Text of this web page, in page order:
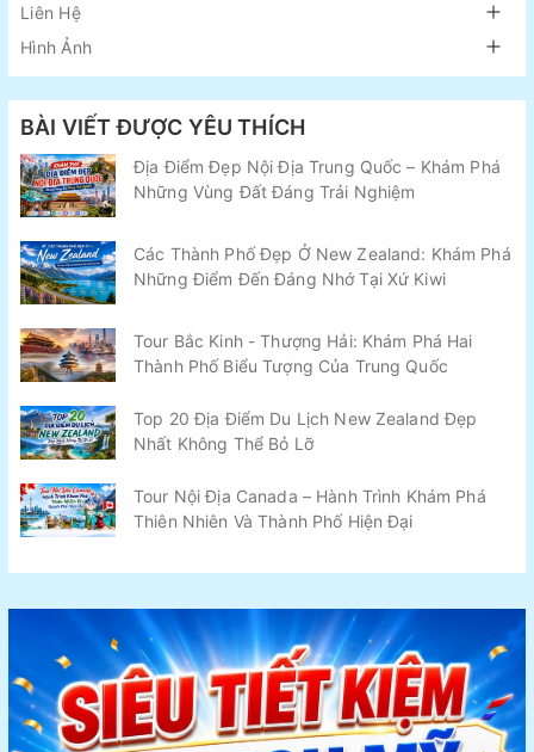
Liên Hệ
Hình Ảnh
BÀI VIẾT ĐƯỢC YÊU THÍCH
Địa Điểm Đẹp Nội Địa Trung Quốc – Khám Phá
Những Vùng Đất Đáng Trải Nghiệm
Các Thành Phố Đẹp Ở New Zealand: Khám Phá
Những Điểm Đến Đáng Nhớ Tại Xứ Kiwi
Tour Bắc Kinh - Thượng Hải: Khám Phá Hai
Thành Phố Biểu Tượng Của Trung Quốc
Top 20 Địa Điểm Du Lịch New Zealand Đẹp
Nhất Không Thể Bỏ Lỡ
Tour Nội Địa Canada – Hành Trình Khám Phá
Thiên Nhiên Và Thành Phố Hiện Đại